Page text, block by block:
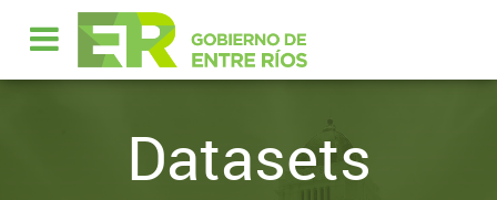
Datasets